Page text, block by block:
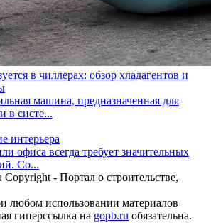
в чиллерах: обзор хладагентов и
машина, предназначенная для
в систе...
интерьера
офиса всегда требует значительных
Со...
- Портал о строительстве,
любом использовании материалов
гиперссылка на gopb.ru обязательна.